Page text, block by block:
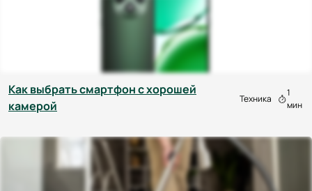
Как выбрать смартфон с хорошей
камерой
Техника
1
мин